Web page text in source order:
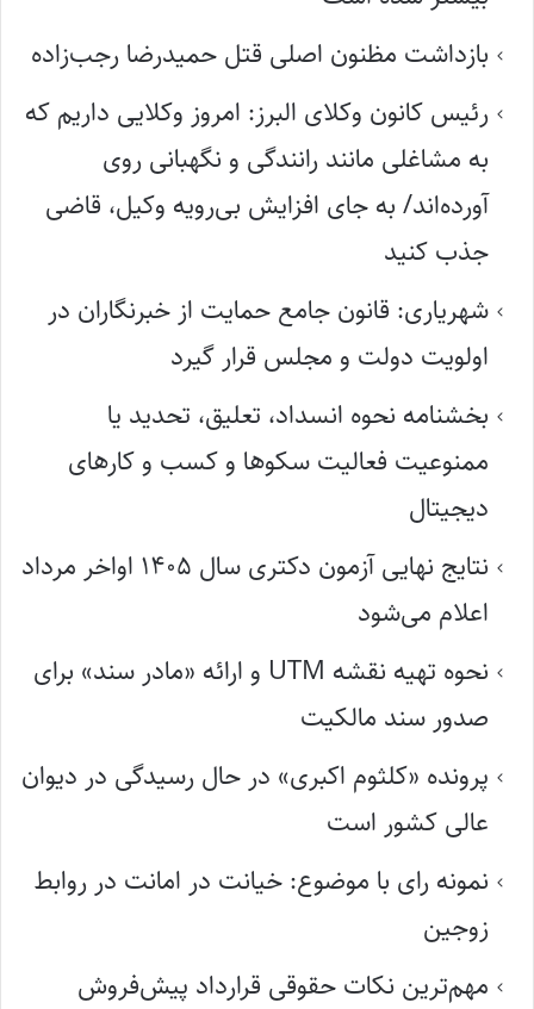
بازداشت مظنون اصلی قتل حمیدرضا رجب‌زاده
رئیس کانون وکلای البرز: امروز وکلایی داریم که
به مشاغلی مانند رانندگی و نگهبانی روی
آورده‌اند/ به جای افزایش بی‌رویه وکیل، قاضی
جذب کنید
شهریاری: قانون جامع حمایت از خبرنگاران در
اولویت دولت و مجلس قرار گیرد
بخشنامه نحوه انسداد، تعلیق، تحدید یا
ممنوعیت فعالیت سکوها و کسب و کارهای
دیجیتال
نتایج نهایی آزمون دکتری سال ۱۴۰۵ اواخر مرداد
اعلام می‌شود
نحوه تهیه نقشه UTM و ارائه «مادر سند» برای
صدور سند مالکیت
پرونده «کلثوم اکبری» در حال رسیدگی در دیوان
عالی کشور است
نمونه رای با موضوع: خیانت در امانت در روابط
زوجین
مهم‌ترین نکات حقوقی قرارداد پیش‌فروش